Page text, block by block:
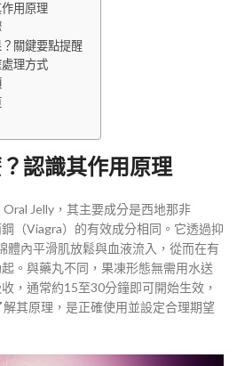
用原理
關鍵要點提醒
理方式
認識其作用原理
Jelly，其主要成分是西地那非
鋼（Viagra）的有效成分相同。它透過抑
體內平滑肌放鬆與血液流入，從而在有
。與藥丸不同，果凍形態無需用水送
，通常約15至30分鐘即可開始生效，
其原理，是正確使用並設定合理期望